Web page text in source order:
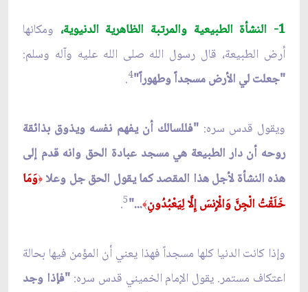
1- النشأة الطبيعية والمرتبة الظاهرية الدنيوية، ومكانها
أرض الطبيعة، قال رسول الله صلى الله عليه وآله وسلم:
"جعلت لي الأرض مسجداً وطهوراً"4
.
ويقول قدس سره: "فللسالك أن يفهم نفسه ويذوق بذائقة
روحه أن دار الطبيعة هي مسجد عبادة الحق وانه قدم إلى
هذه النشأة لأجل هذا المقصد كما يقول الحق جل وعلا﴿وَمَا
خَلَقْتُ الْجِنَّ وَالْإِنسَ إِلَّا لِيَعْبُدُونِ﴾..."
5
.
وإذا كانت الدنيا كلها مسجداً فهذا يعني أن المؤمن فيها بحالة
اعتكاف مستمر. يقول الإمام الخميني قدس سره:"فإذا وجد